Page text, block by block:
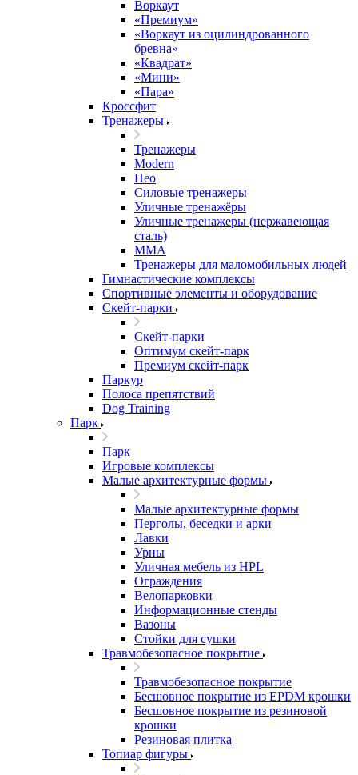
Воркаут
«Премиум»
«Воркаут из оцилиндрованного
бревна»
«Квадрат»
«Мини»
«Пара»
Кроссфит
Тренажеры
Тренажеры
Modern
Нео
Силовые тренажеры
Уличные тренажёры
Уличные тренажеры (нержавеющая
сталь)
ММА
Тренажеры для маломобильных людей
Гимнастические комплексы
Спортивные элементы и оборудование
Скейт-парки
Скейт-парки
Оптимум скейт-парк
Премиум скейт-парк
Паркур
Полоса препятствий
Dog Training
Парк
Парк
Игровые комплексы
Малые архитектурные формы
Малые архитектурные формы
Перголы, беседки и арки
Лавки
Урны
Уличная мебель из HPL
Ограждения
Велопарковки
Информационные стенды
Вазоны
Стойки для сушки
Травмобезопасное покрытие
Травмобезопасное покрытие
Бесшовное покрытие из EPDM крошки
Бесшовное покрытие из резиновой
крошки
Резиновая плитка
Топиар фигуры